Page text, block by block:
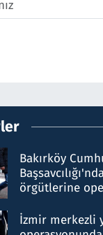
Bakırköy
örgütlerine
İzmir merkezli